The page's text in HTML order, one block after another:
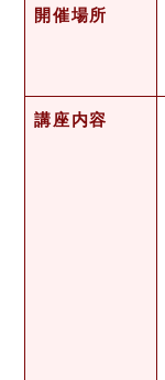
開催場所
講座内容